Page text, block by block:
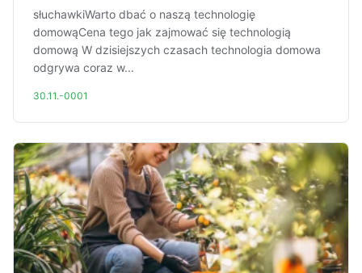
słuchawkiWarto dbać o naszą technologię
domowąCena tego jak zajmować się technologią
domową W dzisiejszych czasach technologia domowa
odgrywa coraz w...
30.11.-0001